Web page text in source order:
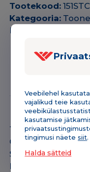
Veebilehel
vajalikud teie
kasutamise
tingimusi näetesiit.
Halda sätteid
Canon
045/054
1400lk
Tootekood:
Kategooria:
Bränd:
Toonerikassett HP
Canon054
Sobib printeritele:
M254dn/ M254dw/